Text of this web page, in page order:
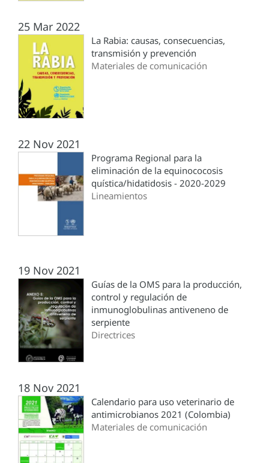
25 Mar 2022
La Rabia: causas, consecuencias,
transmisión y prevención
Materiales de comunicación
22 Nov 2021
Programa Regional para la
eliminación de la equinococosis
quística/hidatidosis - 2020-2029
Lineamientos
19 Nov 2021
Guías de la OMS para la producción,
control y regulación de
inmunoglobulinas antiveneno de
serpiente
Directrices
18 Nov 2021
Calendario para uso veterinario de
antimicrobianos 2021 (Colombia)
Materiales de comunicación